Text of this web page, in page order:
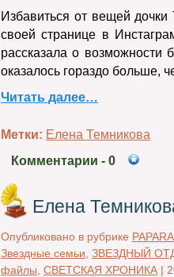
Избавиться от вещей
своей странице в
рассказала о
оказалось гораздо больше,
Читать далее…
Метки: Елена Темникова
Комментарии - 0
Елена
Опубликовано в рубрике
Звездные семьи ЗВЕЗДНЫЙ
файлы СВЕТСКАЯ ХРОНИКА |